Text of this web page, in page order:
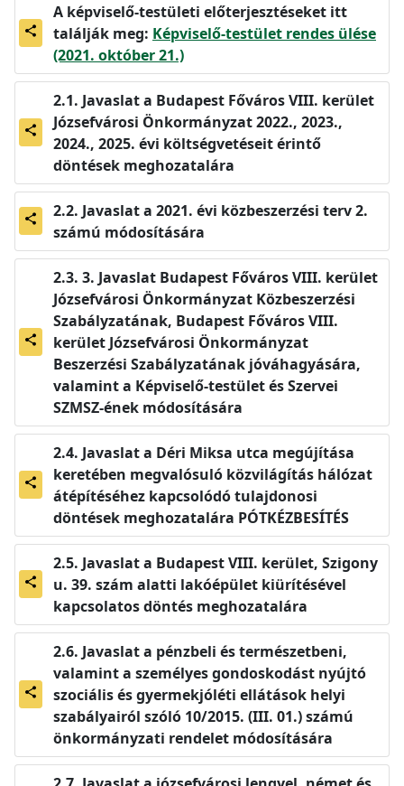
share
A képviselő-testületi előterjesztéseket itt
találják meg: Képviselő-testület rendes ülése
(2021. október 21.)
share
Javaslat a Budapest Főváros VIII. kerület
Józsefvárosi Önkormányzat 2022., 2023.,
2024., 2025. évi költségvetéseit érintő
döntések meghozatalára
share
Javaslat a 2021. évi közbeszerzési terv 2.
számú módosítására
share
3. Javaslat Budapest Főváros VIII. kerület
Józsefvárosi Önkormányzat Közbeszerzési
Szabályzatának, Budapest Főváros VIII.
kerület Józsefvárosi Önkormányzat
Beszerzési Szabályzatának jóváhagyására,
valamint a Képviselő-testület és Szervei
SZMSZ-ének módosítására
share
Javaslat a Déri Miksa utca megújítása
keretében megvalósuló közvilágítás hálózat
átépítéséhez kapcsolódó tulajdonosi
döntések meghozatalára PÓTKÉZBESÍTÉS
share
Javaslat a Budapest VIII. kerület, Szigony
u. 39. szám alatti lakóépület kiürítésével
kapcsolatos döntés meghozatalára
share
Javaslat a pénzbeli és természetbeni,
valamint a személyes gondoskodást nyújtó
szociális és gyermekjóléti ellátások helyi
szabályairól szóló 10/2015. (III. 01.) számú
önkormányzati rendelet módosítására